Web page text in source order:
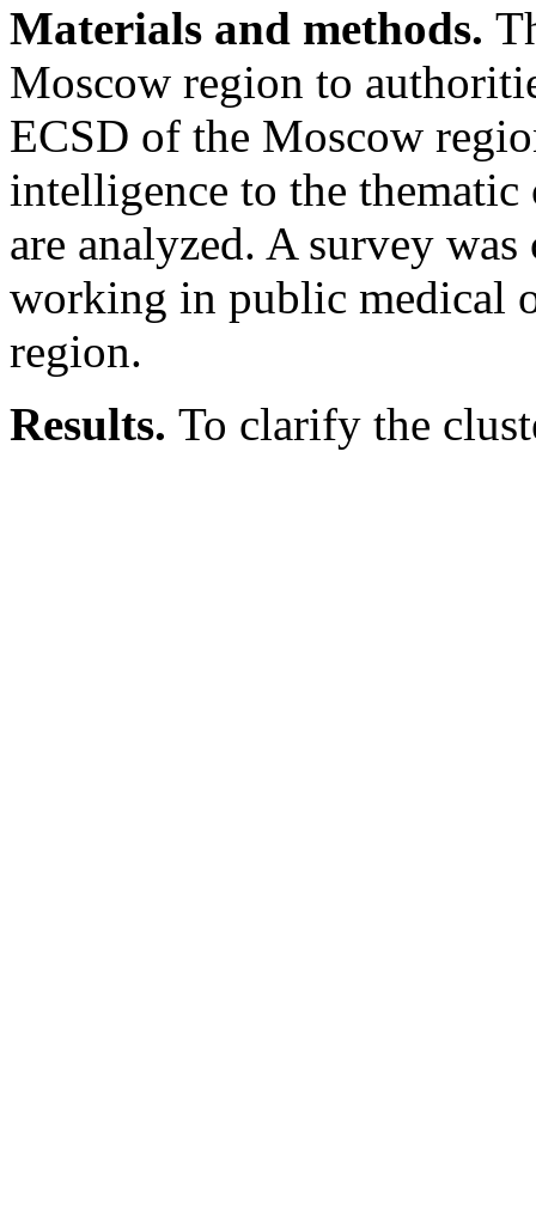
Materials and methods.
Moscow region to
ECSD of the Moscow
intelligence to the
are analyzed. A survey
working in public medical
region.
Results. To clarify the